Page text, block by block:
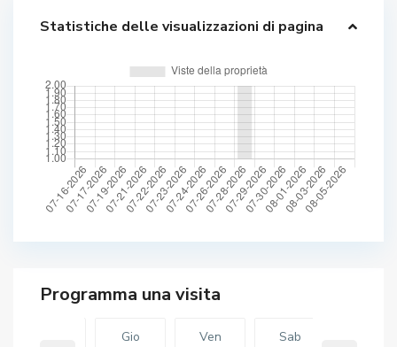
Statistiche delle visualizzazioni di pagina
Gio Ven Sab